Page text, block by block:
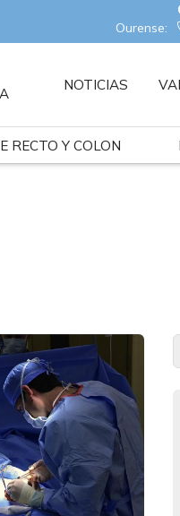
Ourense:
NOTICIAS
RECTO Y COLON